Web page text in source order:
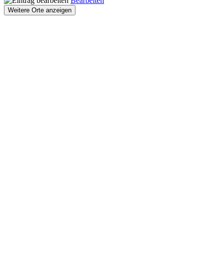
Weitere Orte anzeigen